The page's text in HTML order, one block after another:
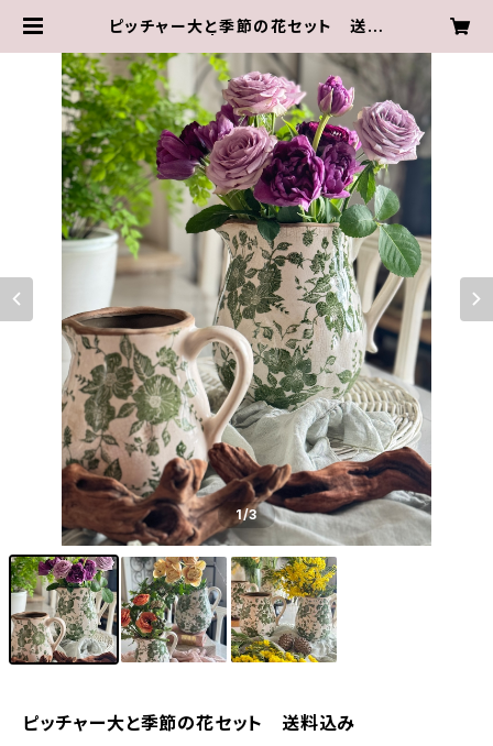
ピッチャー大と季節の花セット 送料
1/3
ピッチャー大と季節の花セット 送料込み